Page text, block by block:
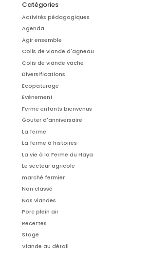
Catégories
Activités pédagogiques
Agenda
Agir ensemble
Colis de viande d'agneau
Colis de viande vache
Diversifications
Ecopaturage
Evènement
Ferme enfants bienvenus
Gouter d'anniversaire
La ferme
La ferme à histoires
La vie à la Ferme du Haya
Le secteur agricole
marché fermier
Non classé
Nos viandes
Porc plein air
Recettes
Stage
Viande au détail